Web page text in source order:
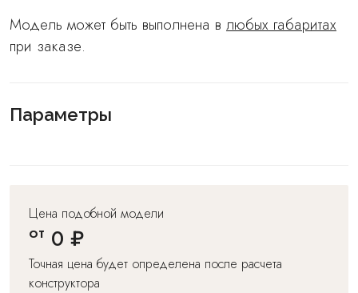
Модель может быть выполнена в любых габаритах
при заказе.
Параметры
Цена подобной модели
от 0 ₽
Точная цена будет определена после расчета
конструктора